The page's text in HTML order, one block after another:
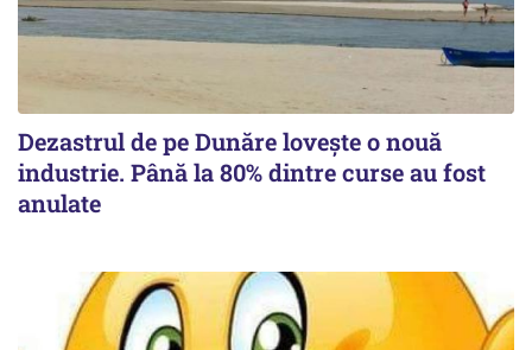
Dezastrul de pe Dunăre lovește o nouă
industrie. Până la 80% dintre curse au fost
anulate